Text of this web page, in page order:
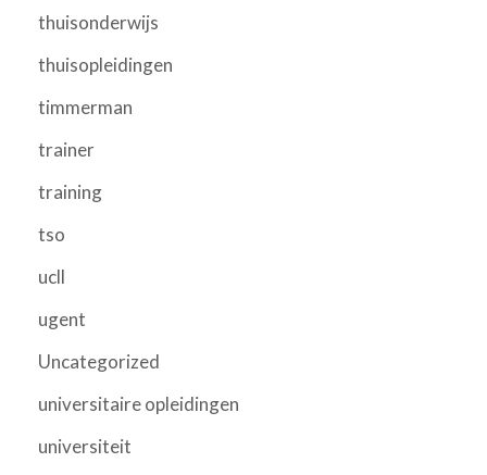
thuisonderwijs
thuisopleidingen
timmerman
trainer
training
tso
ucll
ugent
Uncategorized
universitaire opleidingen
universiteit